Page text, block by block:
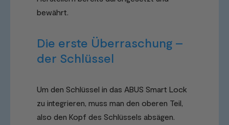
bewährt.
Die erste Überraschung –
der Schlüssel
Um den Schlüssel in das ABUS Smart Lock
zu integrieren, muss man den oberen Teil,
also den Kopf des Schlüssels absägen.